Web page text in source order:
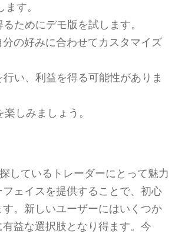
す。
ためにデモ版を試します。
の好みに合わせてカスタマイズ
い、利益を得る可能性がありま
しみましょう。
しているトレーダーにとって魅力
ェイスを提供することで、初心
。新しいユーザーにはいくつか
益な選択肢となり得ます。今